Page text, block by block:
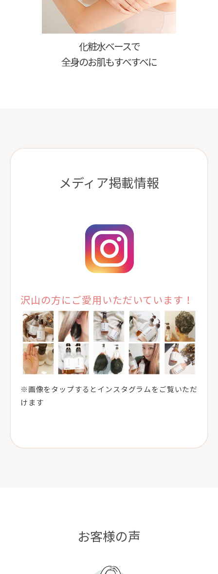
化粧水ベースで
全身のお肌もすべすべに
メディア掲載情報
沢山の方にご愛用いただいています！
※画像をタップするとインスタグラムをご覧いただ
けます
お客様の声